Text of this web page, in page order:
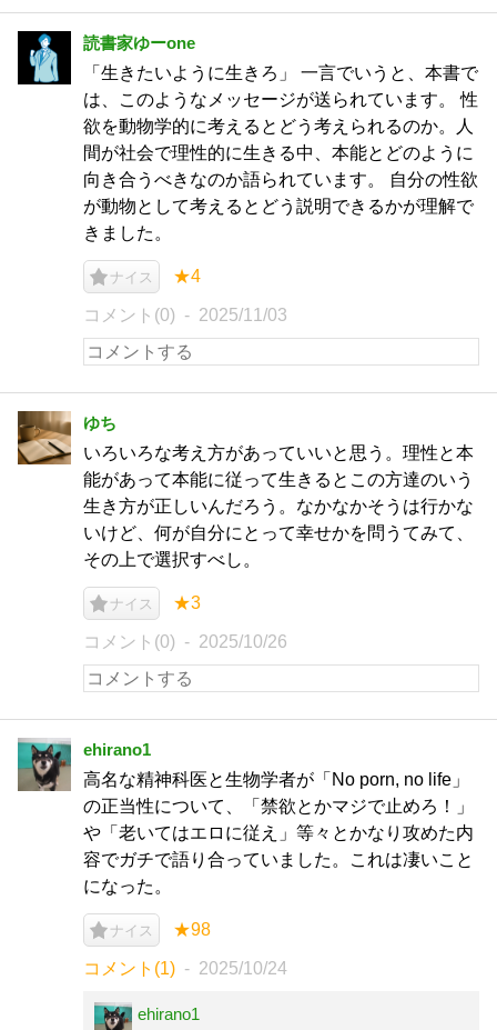
読書家ゆーone
「生きたいように生きろ」 一言でいうと、本書で
は、このようなメッセージが送られています。 性
欲を動物学的に考えるとどう考えられるのか。人
間が社会で理性的に生きる中、本能とどのように
向き合うべきなのか語られています。 自分の性欲
が動物として考えるとどう説明できるかが理解で
きました。
ナイス ★4
コメント(0) 2025/11/03
ゆち
いろいろな考え方があっていいと思う。理性と本
能があって本能に従って生きるとこの方達のいう
生き方が正しいんだろう。なかなかそうは行かな
いけど、何が自分にとって幸せかを問うてみて、
その上で選択すべし。
ナイス ★3
コメント(0) 2025/10/26
ehirano1
高名な精神科医と生物学者が「No porn, no life」
の正当性について、「禁欲とかマジで止めろ！」
や「老いてはエロに従え」等々とかなり攻めた内
容でガチで語り合っていました。これは凄いこと
になった。
ナイス ★98
コメント(1) 2025/10/24
ehirano1